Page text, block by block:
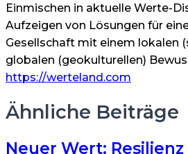
Einmischen in aktuelle Werte-
Aufzeigen von Lösungen für
Gesellschaft mit einem lokalen
globalen (geokulturellen)
https://werteland.com
Ähnliche Beiträge
Neuer Wert: Resilienz